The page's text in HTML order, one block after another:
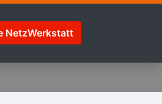
NetzWerkstatt